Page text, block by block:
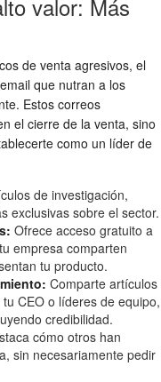
valor: Más
de venta agresivos, el
que nutran a los
Estos correos
el cierre de la venta, sino
como un líder de
de investigación,
exclusivas sobre el sector.
Ofrece acceso gratuito a
empresa comparten
tu producto.
Comparte artículos
CEO o líderes de equipo,
credibilidad.
cómo otros han
sin necesariamente pedir